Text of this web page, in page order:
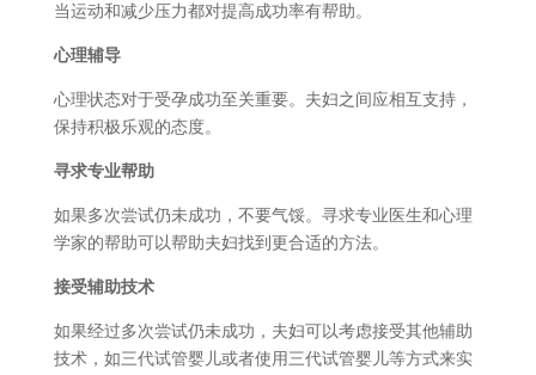
当运动和减少压力都对提高成功率有帮助。
心理辅导
心理状态对于受孕成功至关重要。夫妇之间应相互支持，
保持积极乐观的态度。
寻求专业帮助
如果多次尝试仍未成功，不要气馁。寻求专业医生和心理
学家的帮助可以帮助夫妇找到更合适的方法。
接受辅助技术
如果经过多次尝试仍未成功，夫妇可以考虑接受其他辅助
技术，如三代试管婴儿或者使用三代试管婴儿等方式来实